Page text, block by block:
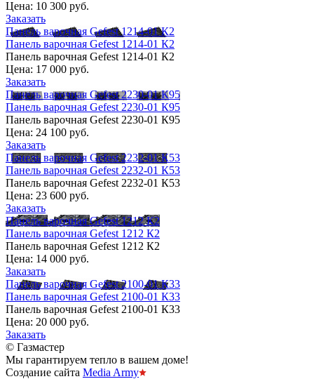
Цена: 10 300 руб.
Заказать
Панель варочная Gefest 1214-01 К2
Панель варочная Gefest 1214-01 К2
Панель варочная Gefest 1214-01 К2
Цена: 17 000 руб.
Заказать
Панель варочная Gefest 2230-01 К95
Панель варочная Gefest 2230-01 К95
Панель варочная Gefest 2230-01 К95
Цена: 24 100 руб.
Заказать
Панель варочная Gefest 2232-01 К53
Панель варочная Gefest 2232-01 К53
Панель варочная Gefest 2232-01 К53
Цена: 23 600 руб.
Заказать
Панель варочная Gefest 1212 К2
Панель варочная Gefest 1212 К2
Панель варочная Gefest 1212 К2
Цена: 14 000 руб.
Заказать
Панель варочная Gefest 2100-01 К33
Панель варочная Gefest 2100-01 К33
Панель варочная Gefest 2100-01 К33
Цена: 20 000 руб.
Заказать
© Газмастер
Мы гарантируем тепло в вашем доме!
Создание сайта Media Army